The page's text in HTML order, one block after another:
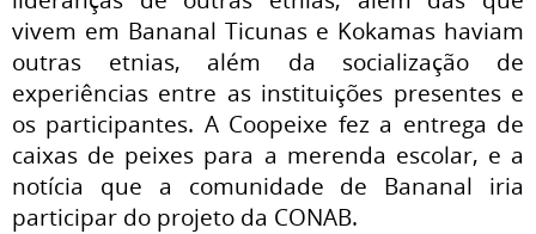
vivem em Bananal Ticunas e Kokamas haviam
outras etnias, além da socialização de
experiências entre as instituições presentes e
os participantes. A Coopeixe fez a entrega de
caixas de peixes para a merenda escolar, e a
notícia que a comunidade de Bananal iria
participar do projeto da CONAB.